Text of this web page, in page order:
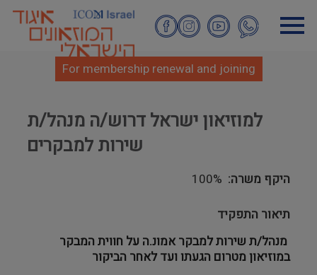
Skip
For membership renewal and joining
למוזיאון ישראל דרוש/ה מנהל/ת
שירות למבקרים
היקף משרה 100%
תיאור התפקיד
מנהל/ת שירות למבקר אמונ.ה על חווית המבקר
במוזיאון מטרום הגעתו ועד לאחר הביקור